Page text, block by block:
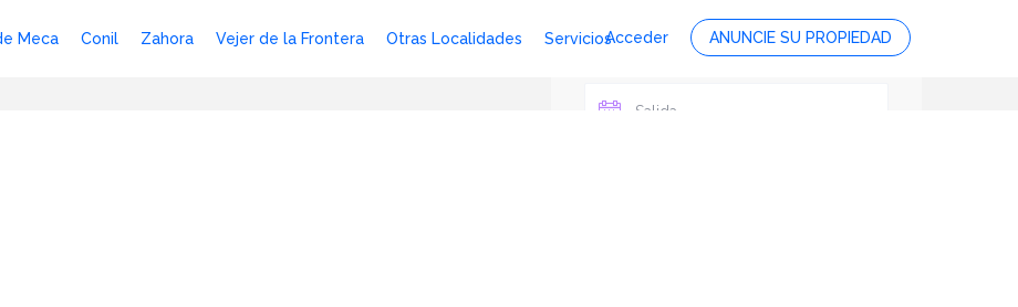
Acceder ANUNCIE SU PROPIEDAD
Meca Conil Zahora Vejer de la Frontera Otras Localidades Servicios